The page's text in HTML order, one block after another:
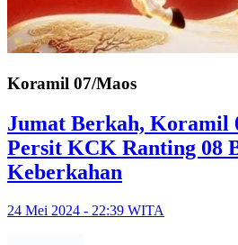
Koramil 07/Maos
Jumat Berkah, Koramil
Persit KCK Ranting 08
Keberkahan
24 Mei 2024 - 22:39 WITA